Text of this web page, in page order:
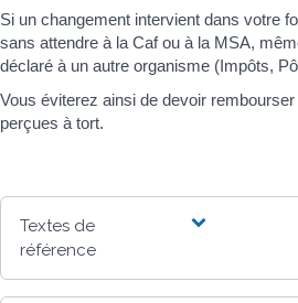
Si un changement intervient dans votre
sans attendre à la Caf ou à la MSA,
déclaré à un autre organisme (Impôts,
Vous éviterez ainsi de devoir
perçues à tort.
Textes de
référence